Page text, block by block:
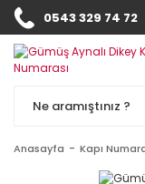
0543 329 74 72
Anasayfa Kapı